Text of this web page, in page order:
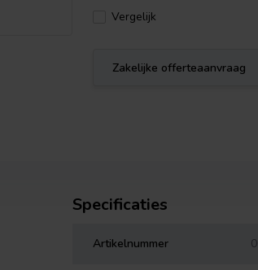
Vergelijk
Zakelijke offerteaanvraag
Specificaties
Artikelnummer